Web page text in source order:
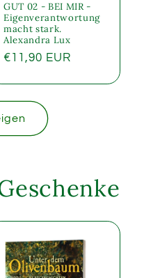
GUT 02 - BEI MIR -
Eigenverantwortung
macht stark.
Alexandra Lux
Normaler
€11,90 EUR